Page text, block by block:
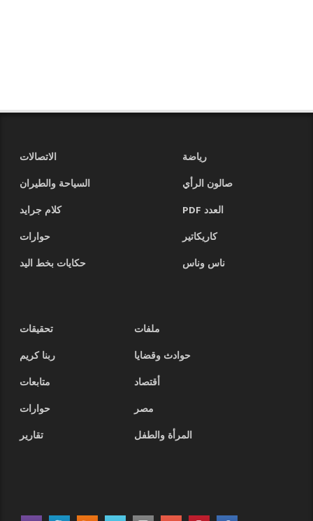
رياضة
الاتصالات
صالون الرأي
السياحة والطيران
العدد PDF
كلام جرايد
كاريكاتير
حوارات
ناس وناس
حكايات بخط اليد
ملفات
تحقيقات
حوادث وقضايا
ربنا كريم
أقتصاد
متابعات
مصر
حوارات
المرأة والطفل
تقارير